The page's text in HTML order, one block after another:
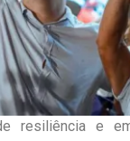
resiliência e